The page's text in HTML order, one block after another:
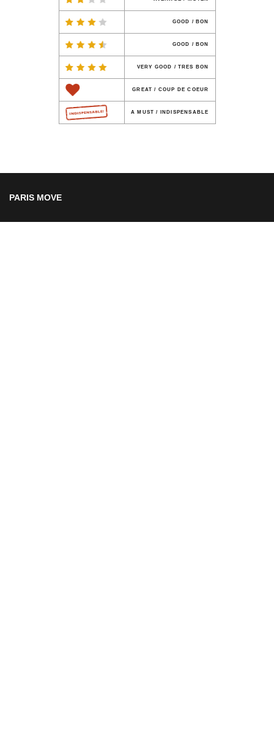
GOOD / BON
GOOD / BON
VERY GOOD / TRES BON
GREAT / COUP DE COEUR
A MUST / INDISPENSABLE
PARIS MOVE